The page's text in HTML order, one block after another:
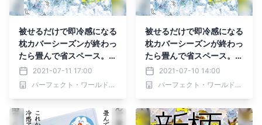
被せるだけで即冷感になる
枕カバーシーズンが終わっ
たら畳んで省スペース。ド
ラえもんやピカチュウ、ア
リエルの冷感まくらカバー
2021-07-11 17:00
パーフェクト・ワールド株式会社
被せるだけで即冷感になる
枕カバーシーズンが終わっ
たら畳んで省スペース。ド
ラえもんやピカチュウ、ア
リエルの冷感まくらカバー
2021-07-10 14:00
パーフェクト・ワールド株式会社